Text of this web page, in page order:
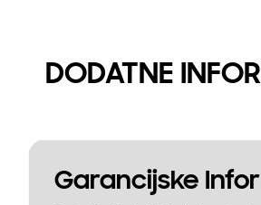
DODATNE
Garancijske